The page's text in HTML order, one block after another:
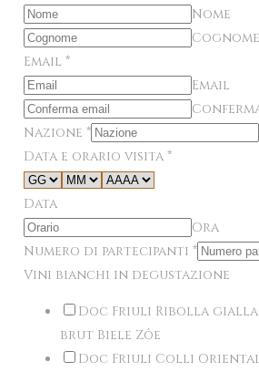
Nome
Cognome
Email *
Email
Nazione *
Data e orario visita *
Data
Ora
Numero di partecipanti *
Vini bianchi in degustazione
Doc Friuli Ribolla gialla
brut Biele Zôe
Doc Friuli Colli